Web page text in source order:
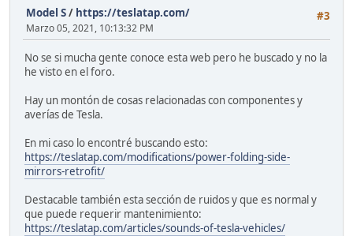
#3
Model S/ https://teslatap.com/
Marzo 05, 2021, 10:13:32 PM
No se si mucha gente conoce esta web pero he buscado y no la
he visto en el foro.
Hay un montón de cosas relacionadas con componentes y
averías de Tesla.
En mi caso lo encontré buscando esto:
https://teslatap.com/modifications/power-folding-side-
mirrors-retrofit/
Destacable también esta sección de ruidos y que es normal y
que puede requerir mantenimiento:
https://teslatap.com/articles/sounds-of-tesla-vehicles/